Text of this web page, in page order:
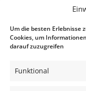
Um die besten Erlebnisse
Cookies, um
darauf zuzugreifen
Funktional